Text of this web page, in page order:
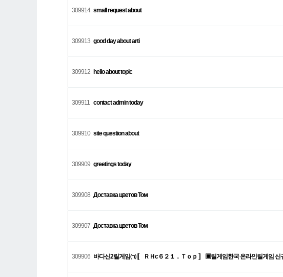
309914 small request about
309913 good day about arti
309912 hello about topic
309911 contact admin today
309910 site question about
309909 greetings today
309908 Доставка цветов Том
309907 Доставка цветов Том
309906 바다신2릴게임㈀ 〚 ＲＨc６２１．Ｔｏｐ 〛 ▣릴게임한국 온라인릴게임 신